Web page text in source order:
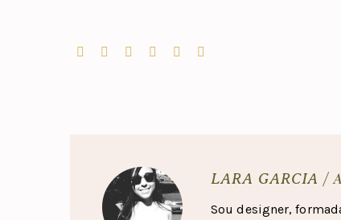
LARA GARCIA /
Sou designer,